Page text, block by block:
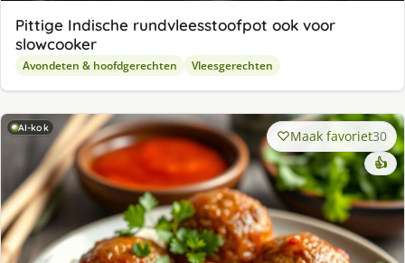
Pittige Indische rundvleesstoofpot ook voor
slowcooker
Avondeten & hoofdgerechten Vleesgerechten
AI-kok Maak favoriet30
👍